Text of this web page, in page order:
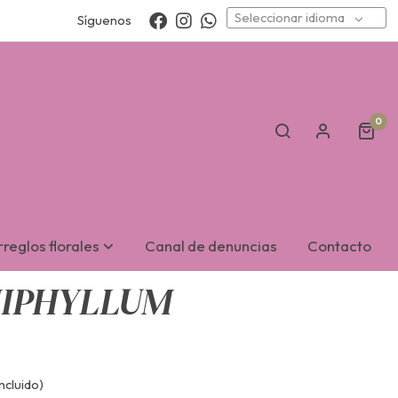
Síguenos Seleccionar idioma
0
florales Canal de denuncias Contacto